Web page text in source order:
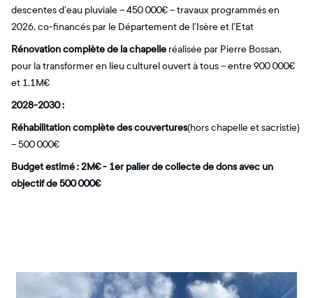
descentes d’eau pluviale – 450 000€ – travaux programmés en
2026, co-financés par le Département de l’Isère et l’Etat
Rénovation complète de la chapelle réalisée par Pierre Bossan,
pour la transformer en lieu culturel ouvert à tous – entre 900 000€
et 1,1M€
2028-2030 :
Réhabilitation complète des couvertures(hors chapelle et sacristie)
– 500 000€
Budget estimé : 2M€ - 1er palier de collecte de dons avec un
objectif de 500 000€